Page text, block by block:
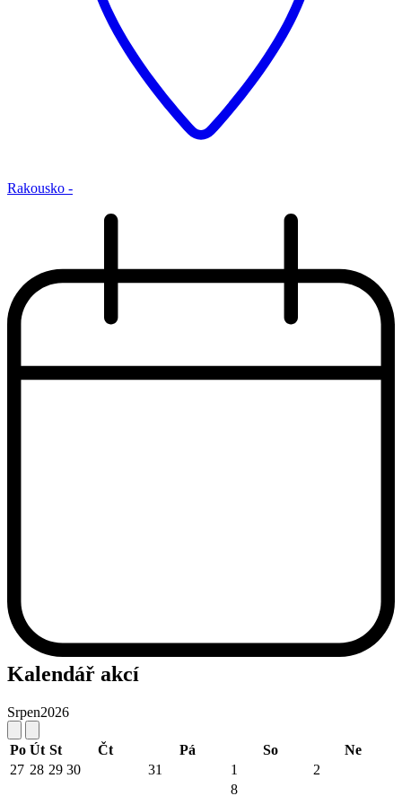
Rakousko -
Kalendář akcí
Srpen2026
Po Út St Čt Pá So
Ne
27 28 29 30 31 1 2
8